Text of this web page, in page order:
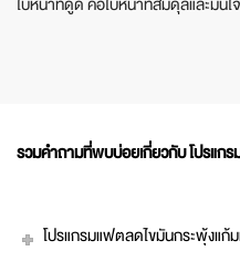
ใบหน้าที่ดูดี คือใบหน้าที่สมดุลและมั่นใจ
รวมคำถามที่พบบ่อยเกี่ยวกับ โปรแกร
โปรแกรมแฟตลดไขมันกระพุ้งแก้ม